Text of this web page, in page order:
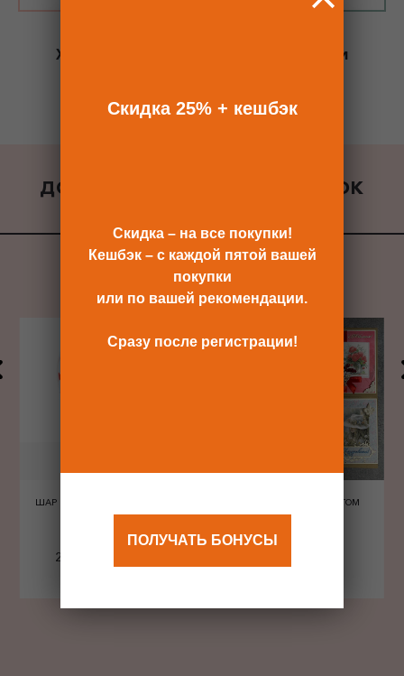
Хотите сразу
и
ДОБАВИТЬ К ЗАКАЗУ ПОДАРОК
ШАР ШЕЛКОГРАФИЯ СЕРДЦА
КРАСНЫЕ
240 Р
ОТКРЫТКА С КОНВЕРТОМ
Скидка 25% + кешбэк
Скидка – на все покупки!
Кешбэк – с каждой пятой вашей
покупки
или по вашей рекомендации.
Сразу после регистрации!
ПОЛУЧАТЬ БОНУСЫ